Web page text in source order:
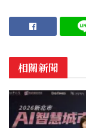
相關新聞